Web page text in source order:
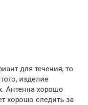
для течения, то
изделие
Антенна хорошо
хорошо следить за